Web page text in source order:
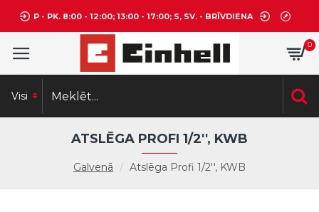
P - PK. 8:00 - 12:00; 13:00 - 17:00; S, SV. - BRĪVDIENA
0
Visi
Galvenā Atslēga Profi 1/2'', KWB
ATSLĒGA PROFI 1/2'', KWB